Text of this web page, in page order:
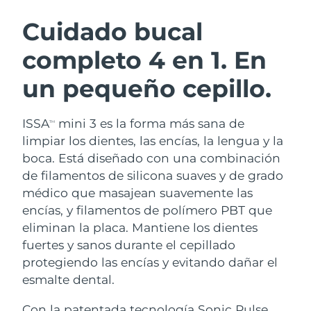
Cuidado bucal
completo 4 en 1. En
un pequeño cepillo.
ISSATM
mini 3 es la forma más sana de
limpiar los dientes, las encías, la lengua y la
boca. Está diseñado con una combinación
de filamentos de silicona suaves y de grado
médico que masajean suavemente las
encías, y filamentos de polímero PBT que
eliminan la placa. Mantiene los dientes
fuertes y sanos durante el cepillado
protegiendo las encías y evitando dañar el
esmalte dental.
Limpieza facial
Anti-aging massage
LUNA™ 4 Plus
Massage, LED heating
LUNA™ 4 Men
For men, anti-aging massage
Lifting facial
Microcurrent toning
BEAR™ 2 go
Microcurrent toning on-the-go
BEAR™ 2 eyes & lips
Microcurrent line smoothing device
Hidratación
UFO™ 3 pack
Deep facial hydration
UFO™ 3 LED
Near-infrared and red light therapy
device
Cuidado bucal
issa™ 4
Hybrid silicone sonic toothbrush
issa™ 4 plus
Smart hybrid silicone sonic toothbrush
TRATAMIENTO ANTIEDAD FAQ™
Antiedad
NEW
Austria Entrega prevista
Baréin Entrega prevista8/10/26
Bélgica Entrega prevista8/9/26
Bermudas Entrega prevista
Bosnia y Herzegovina Entrega prevista 8/12/26
Brunéi Entrega prevista8/14/26
Bulgaria Entrega prevista8/9/26
Canadá Entrega prevista
Chile